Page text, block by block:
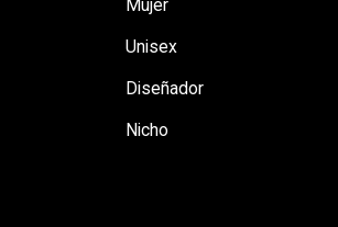
Mujer
Unisex
Diseñador
Nicho